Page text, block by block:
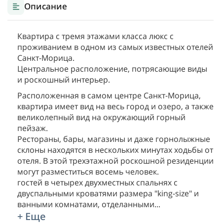
Описание
Квартира с тремя этажами класса люкс с
проживанием в одном из самых известных отелей
Санкт-Морица.
Центральное расположение, потрясающие виды
и роскошный интерьер.
Расположенная в самом центре Санкт-Морица,
квартира имеет вид на весь город и озеро, а также
великолепный вид на окружающий горный
пейзаж.
Рестораны, бары, магазины и даже горнолыжные
склоны находятся в нескольких минутах ходьбы от
отеля. В этой трехэтажной роскошной резиденции
могут разместиться восемь человек.
гостей в четырех двухместных спальнях с
двуспальными кроватями размера "king-size" и
ванными комнатами, отделанными...
+ Еще